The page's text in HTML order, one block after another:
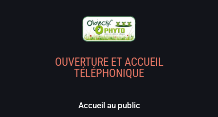
OUVERTURE ET ACCUEIL
TÉLÉPHONIQUE
Accueil au public